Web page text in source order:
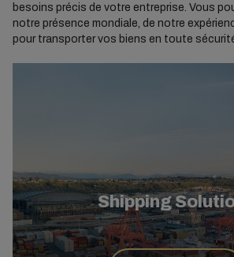
besoins précis de votre entreprise. Vous
notre présence mondiale, de notre
pour transporter vos biens en toute
Shipping